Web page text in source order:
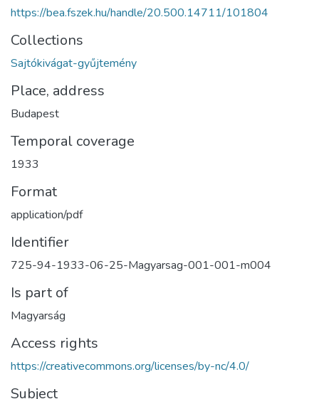
https://bea.fszek.hu/handle/20.500.14711/101804
Collections
Sajtókivágat-gyűjtemény
Place, address
Budapest
Temporal coverage
1933
Format
application/pdf
Identifier
725-94-1933-06-25-Magyarsag-001-001-m004
Is part of
Magyarság
Access rights
https://creativecommons.org/licenses/by-nc/4.0/
Subject